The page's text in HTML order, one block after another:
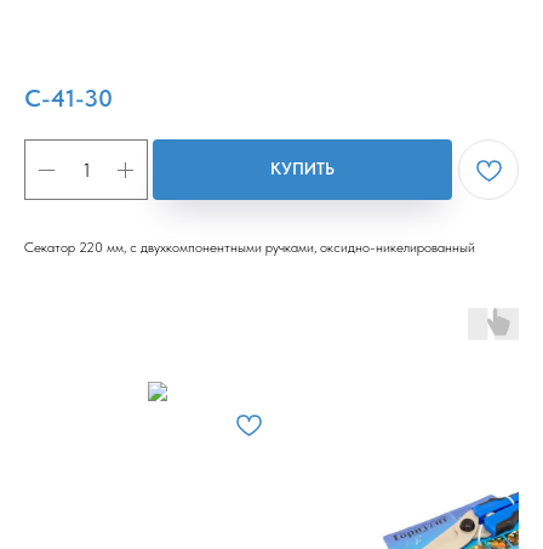
С-41-30
КУПИТЬ
Секатор 220 мм, с двухкомпонентными ручками, оксидно-никелированный